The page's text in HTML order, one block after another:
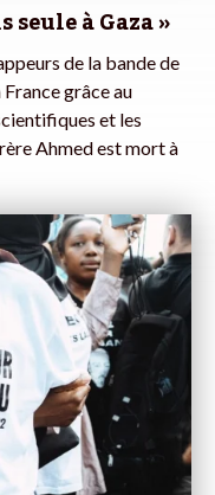
à Gaza »
de la bande de
grâce au
et les
Ahmed est mort à